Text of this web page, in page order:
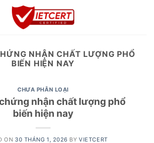
NHẬN CHẤT LƯỢNG PHỔ
BIẾN HIỆN NAY
CHƯA PHÂN LOẠI
nhận chất lượng phổ
biến hiện nay
ON 30 THÁNG 1, 2026 BYVIETCERT